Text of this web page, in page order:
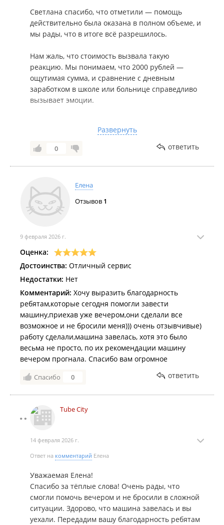
Так же у нас есть телеграмм канал указан на
шапке профиля (контакты) где тоже можете
обратиться за помощью!
Светлана спасибо, что отметили — помощь
действительно была оказана в полном объеме, и
мы рады, что в итоге всё разрешилось.
Нам жаль, что стоимость вызвала такую
реакцию. Мы понимаем, что 2000 рублей —
ощутимая сумма, и сравнение с дневным
заработком в школе или больнице справедливо
вызывает эмоции.
специалиста и оплата за конечный результат (а
не за процесс ожидания) — это другая
экономика. В ней нет бюджета и штатного
расписания, но есть гарантия, что в трудную
Мы не наживаемся на трудностях, мы на них
зарабатываем честным трудом.
Искренне желаем Вам поменьше таких ситуаций,
где требуется наша помощь. Но если что — мы
рядом.
Развернуть
0 ответить
Елена
Отзывов 1
9 февраля 2026 г.
Оценка:
Достоинства: Отличный сервис
Недостатки: Нет
Комментарий: Хочу выразить благодарность
ребятам,которые сегодня помогли завести
машину,приехав уже вечером,они сделали все
возможное и не бросили меня))) очень отзывчивые)
работу сделали,машина завелась, хотя это было
весьма не просто, по их рекомендации машину
вечером прогнала. Спасибо вам огромное
Спасибо 0 ответить
Tube City
14 февраля 2026 г.
Ответ на комментарий Елена
Уважаемая Елена!
Спасибо за тёплые слова! Очень рады, что
смогли помочь вечером и не бросили в сложной
ситуации. Здорово, что машина завелась и вы
уехали. Передадим вашу благодарность ребятам